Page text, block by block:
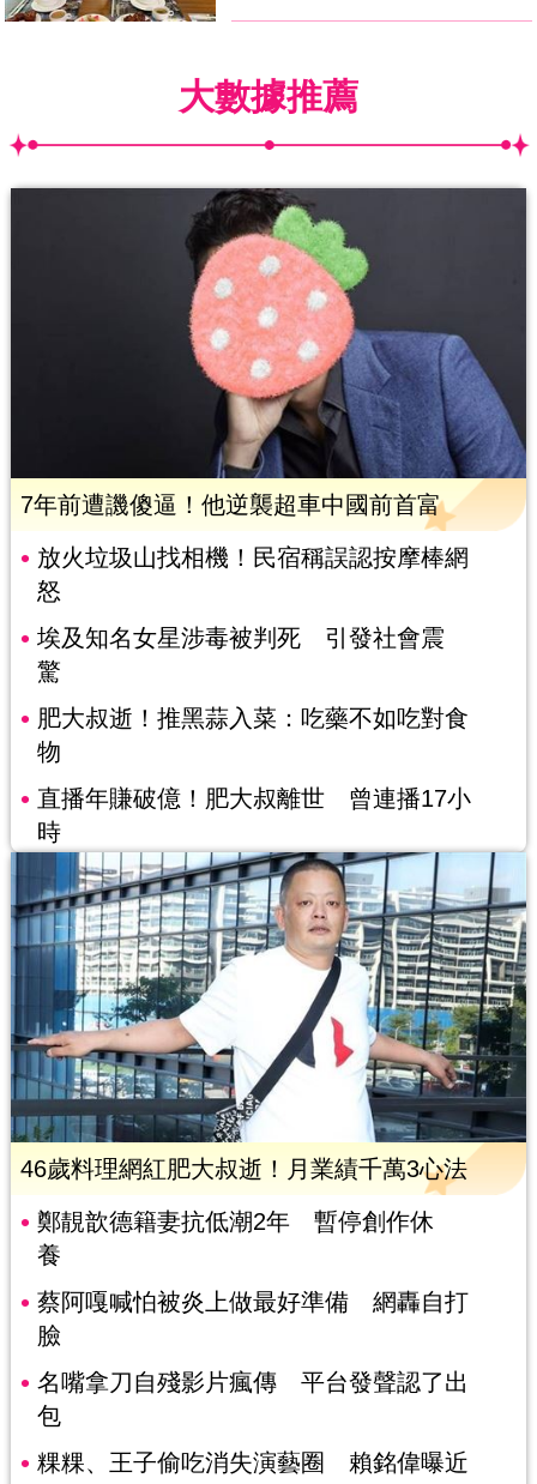
大數據推薦
7年前遭譏傻逼！他逆襲超車中國前首富
放火垃圾山找相機！民宿稱誤認按摩棒網
怒
埃及知名女星涉毒被判死 引發社會震
驚
肥大叔逝！推黑蒜入菜：吃藥不如吃對食
物
直播年賺破億！肥大叔離世 曾連播17小
時
46歲料理網紅肥大叔逝！月業績千萬3心法
鄭靚歆德籍妻抗低潮2年 暫停創作休
養
蔡阿嘎喊怕被炎上做最好準備 網轟自打
臉
名嘴拿刀自殘影片瘋傳 平台發聲認了出
包
粿粿、王子偷吃消失演藝圈 賴銘偉曝近